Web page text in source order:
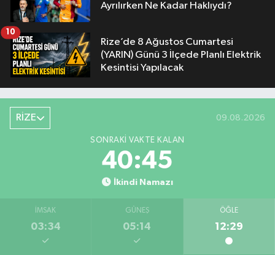
Ayrılırken Ne Kadar Haklıydı?
Rize’de 8 Ağustos Cumartesi
(YARIN) Günü 3 İlçede Planlı Elektrik
Kesintisi Yapılacak
10
RİZE 09.08.2026
SONRAKI VAKTE KALAN
40:45
İkindi Namazı
İMSAK
03:34
GÜNEŞ
05:14
ÖĞLE
12:29